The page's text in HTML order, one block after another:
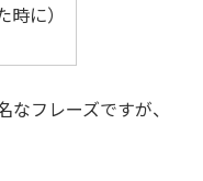
に）
なフレーズですが、